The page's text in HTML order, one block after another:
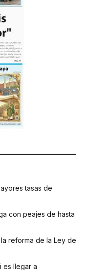
tasas de
con peajes de hasta
reforma de la Ley de
es llegar a